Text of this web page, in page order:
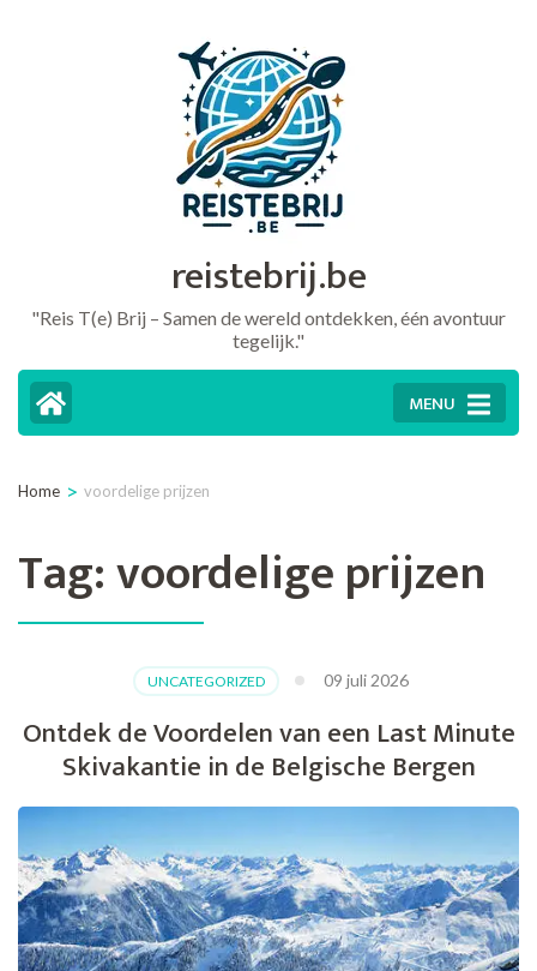
reistebrij.be
"Reis T(e) Brij – Samen de wereld ontdekken, één avontuur
tegelijk."
MENU
Home > voordelige prijzen
Tag:voordelige prijzen
UNCATEGORIZED 09 juli 2026
Ontdek de Voordelen van een Last Minute
Skivakantie in de Belgische Bergen